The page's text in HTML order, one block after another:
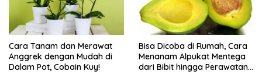
Cara Tanam dan Merawat
Anggrek dengan Mudah di
Dalam Pot, Cobain Kuy!
Bisa Dicoba di Rumah, Cara
Menanam Alpukat Mentega
dari Bibit hingga Perawatan